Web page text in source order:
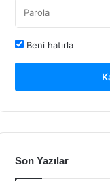
Beni hatırla
Son Yazılar